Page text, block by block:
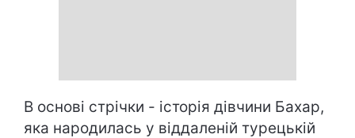
В основі стрічки - історія дівчини Бахар,
яка народилась у віддаленій турецькій